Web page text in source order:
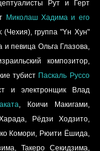
Рут и Герт
Миколаш Хадимаи его
(Чехия), группа "Yн Хyн"
и певица Ольга Глазова,
композитор,
тубист Паскаль Руссо
и электронщик
Влад
, Коичи Макигами,
, Рёдзи Ходзито,
Комори, Рюити Ёшида,
, Такеро Секидзима,